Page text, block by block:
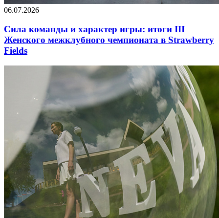
06.07.2026
Сила команды и характер игры: итоги III
Женского межклубного чемпионата в Strawberry
Fields